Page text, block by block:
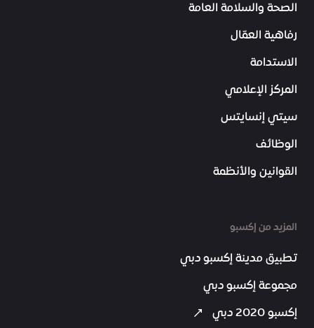
الصحة والسلامة العامة
رفاهية العمّال
الاستدامة
المركز الإعلامي
سيتي إنسايتس
الوظائف
القوانين والأنظمة
المزيد من إكسبو
تطبيق مدينة إكسبو دبي
مجموعة إكسبو دبي
إكسبو 2020 دبي